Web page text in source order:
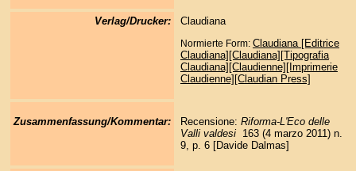
Verlag/Drucker: Claudiana
Normierte Form: Claudiana [Editrice
Claudiana][Claudiana][Tipografia
Claudiana][Claudienne][Imprimerie
Claudienne][Claudian Press]
Zusammenfassung/Kommentar: Recensione: Riforma-L'Eco delle
Valli valdesi 163 (4 marzo 2011) n.
9, p. 6 [Davide Dalmas]